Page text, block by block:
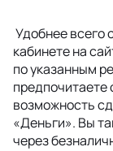
Удобнее всего
кабинете на
по указанным
предпочитаете
возможность
«Деньги». Вы
через